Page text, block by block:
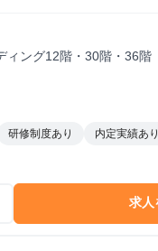
ィング12階・30階・36階
研修制度あり 内定実績あり
求人